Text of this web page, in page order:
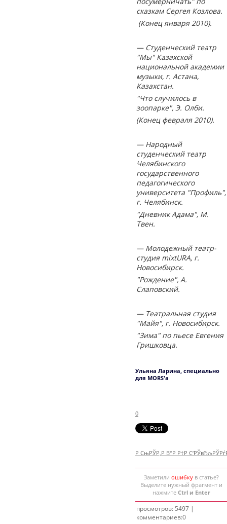
сказкам Сергея Козлова.
(Конец января 2010).
— Студенческий театр
"Мы" Казахской
национальной академии
музыки, г. Астана,
Казахстан.
"Что случилось в
зоопарке", Э. Олби.
(Конец февраля 2010).
— Народный
студенческий театр
Челябинского
государственного
педагогического
университета "Профиль",
г. Челябинск.
"Дневник Адама", М.
Твен.
— Молодежный театр-
студия mixtURA, г.
Новосибирск.
"Рождение", А.
Слаповский.
— Театральная студия
"Майя", г. Новосибирск.
"Зима" по пьесе Евгения
Гришковца.
Ульяна Ларина, специально
для MORS'а
0
Р СњРЎР‚Р В°Р Р†Р
Заметили ошибкув статье?
Выделите нужный фрагмент и
нажмите Ctrl и Enter
просмотров: 5497 |
комментариев:0